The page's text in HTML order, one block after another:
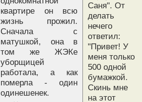
Саня". От
делать
нечего
ответил:
"Привет! У
меня только
500 одной
бумажкой.
Скинь мне
на этот
квартире он всю
жизнь прожил.
Сначала с
матушкой, она в
том же ЖЭКе
уборщицей
работала, а как
померла - один
одинешенек.